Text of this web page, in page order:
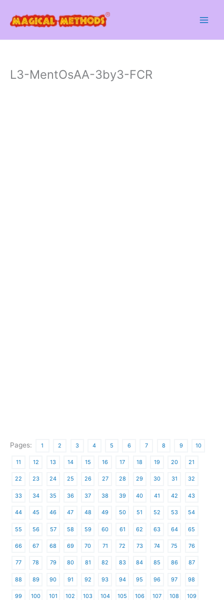
content
L3-MentOsAA-3by3-FCR
Pages: 1 2 3 4 5 6 7 8 9 10
11 12 13 14 15 16 17 18 19 20 21
22 23 24 25 26 27 28 29 30 31 32
33 34 35 36 37 38 39 40 41 42 43
44 45 46 47 48 49 50 51 52 53 54
55 56 57 58 59 60 61 62 63 64 65
66 67 68 69 70 71 72 73 74 75 76
77 78 79 80 81 82 83 84 85 86 87
88 89 90 91 92 93 94 95 96 97 98
99 100 101 102 103 104 105 106 107 108 109